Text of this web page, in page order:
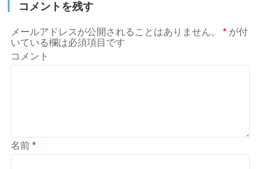
コメントを残す
メールアドレスが公開されることはありません。 * が付
いている欄は必須項目です
コメント
名前*